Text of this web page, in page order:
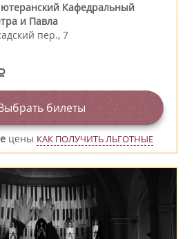
Кафедральный
и Павла
пер., 7
билеты
цены КАК ПОЛУЧИТЬ ЛЬГОТНЫЕ